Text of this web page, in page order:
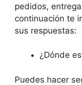
pedidos,
continuación te
sus respuestas:
¿Dónde
Puedes hacer